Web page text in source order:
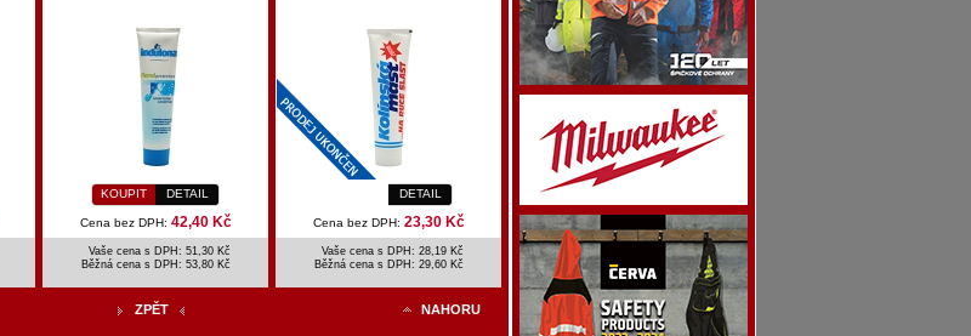
KOUPIT DETAIL
Cena bez DPH: 42,40 Kč
Vaše cena s DPH: 51,30 Kč
Běžná cena s DPH: 53,80 Kč
DETAIL
Cena bez DPH: 23,30 Kč
Vaše cena s DPH: 28,19 Kč
Běžná cena s DPH: 29,60 Kč
ZPĚT NAHORU